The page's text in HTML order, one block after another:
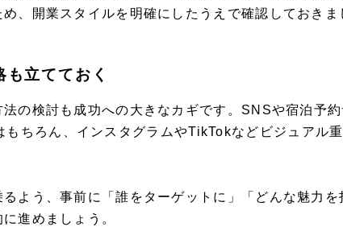
、開業スタイルを明確にしたうえで確認しておきま
立てておく
の検討も成功への大きなカギです。SNSや宿泊予
ちろん、インスタグラムやTikTokなどビジュアル
よう、事前に「誰をターゲットに」「どんな魅力
進めましょう。